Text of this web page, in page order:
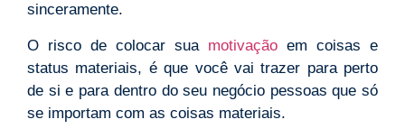
sinceramente.
O risco de colocar sua motivação em coisas e
status materiais, é que você vai trazer para perto
de si e para dentro do seu negócio pessoas que só
se importam com as coisas materiais.